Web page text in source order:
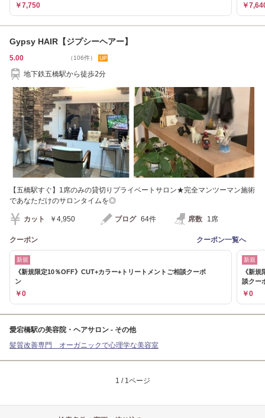
￥7,750 ￥
Gypsy HAIR【ジプシーヘアー】
5.00 （106件）
地下鉄五橋駅から徒歩2分
【五橋駅すぐ】1席のみの貸切りプライベートサロン★完全マンツーマン施術
であなただけのサロンタイムを◎
カット ￥4,950 ブログ 64件 席数 1席
クーポン クーポン一覧へ
新規
《新規限定10％OFF》CUT+カラー+トリートメントご相談クーポ
ン
￥0
新規
《新
談クー
￥0
愛宕橋駅の美容院・ヘアサロン - その他
髪質改善専門 オーガニックで心理学な美容室
1 / 1ページ